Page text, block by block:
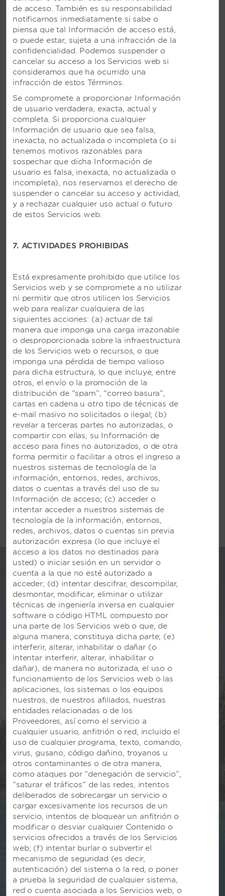
Actividades diarias
Entretenimiento en vivo
Fiestas temáticas
Discoteca
Clases de baile
Gimnasio
Sauna
Club Viva para niños
Resort solo para adultos:Viva V Samana by
Wyndham, un Trademark Adults All-Inclusive
Resort
¡Y mucho más!
Destino de bodas
Di “Sí, quiero” en el paraíso
Planifica el día de tus sueños en un
idílico lugar frente a la playa en
México, República Dominicana y
Bahamas. Con la planificación de
expertos y servicios de catering,
además de paquetes de bodas y luna
de miel con todo incluido, tu
experiencia será sin duda inolvidable.
CONOCE MÁS
Haz tu reserva con
tiempo y ahorra hasta un
30%
PLANIFICA CON ANTICIPACIÓN Y
AHORRA EN TUS VACACIONES
CON TODO INCLUIDO
Obtén hasta un 30% de descuento en
nuestra Mejor Tarifa Disponible en
cualquier Viva by Wyndham All-Inclusive
Resorts de Trademark Collection en
República Dominicana, Bahamas y México
cuando reserves y pagues por tu estadía
con anticipación.
de acceso. También es su responsabilidad
notificarnos inmediatamente si sabe o
piensa que tal Información de acceso está,
o puede estar, sujeta a una infracción de la
confidencialidad. Podemos suspender o
cancelar su acceso a los Servicios web si
consideramos que ha ocurrido una
infracción de estos Términos.
Se compromete a proporcionar Información
de usuario verdadera, exacta, actual y
completa. Si proporciona cualquier
Información de usuario que sea falsa,
inexacta, no actualizada o incompleta (o si
tenemos motivos razonables para
sospechar que dicha Información de
usuario es falsa, inexacta, no actualizada o
incompleta), nos reservamos el derecho de
suspender o cancelar su acceso y actividad,
y a rechazar cualquier uso actual o futuro
de estos Servicios web.
7. ACTIVIDADES PROHIBIDAS
Está expresamente prohibido que utilice los
Servicios web y se compromete a no utilizar
ni permitir que otros utilicen los Servicios
web para realizar cualquiera de las
siguientes acciones: (a) actuar de tal
manera que imponga una carga irrazonable
o desproporcionada sobre la infraestructura
de los Servicios web o recursos, o que
imponga una pérdida de tiempo valioso
para dicha estructura, lo que incluye, entre
otros, el envío o la promoción de la
distribución de “spam”, “correo basura”,
cartas en cadena u otro tipo de técnicas de
e-mail masivo no solicitados o ilegal; (b)
revelar a terceras partes no autorizadas, o
compartir con ellas, su Información de
acceso para fines no autorizados, o de otra
forma permitir o facilitar a otros el ingreso a
nuestros sistemas de tecnología de la
información, entornos, redes, archivos,
datos o cuentas a través del uso de su
Información de acceso; (c) acceder o
intentar acceder a nuestros sistemas de
tecnología de la información, entornos,
redes, archivos, datos o cuentas sin previa
autorización expresa (lo que incluye el
acceso a los datos no destinados para
usted) o iniciar sesión en un servidor o
cuenta a la que no esté autorizado a
acceder; (d) intentar descifrar, descompilar,
desmontar, modificar, eliminar o utilizar
técnicas de ingeniería inversa en cualquier
software o código HTML compuesto por
una parte de los Servicios web o que, de
alguna manera, constituya dicha parte; (e)
interferir, alterar, inhabilitar o dañar (o
intentar interferir, alterar, inhabilitar o
dañar), de manera no autorizada, el uso o
funcionamiento de los Servicios web o las
aplicaciones, los sistemas o los equipos
nuestros, de nuestros afiliados, nuestras
entidades relacionadas o de los
Proveedores, así como el servicio a
cualquier usuario, anfitrión o red, incluido el
uso de cualquier programa, texto, comando,
virus, gusano, código dañino, troyanos u
otros contaminantes o de otra manera,
como ataques por “denegación de servicio”,
“saturar el tráficos” de las redes, intentos
deliberados de sobrecargar un servicio o
cargar excesivamente los recursos de un
servicio, intentos de bloquear un anfitrión o
modificar o desviar cualquier Contenido o
servicios ofrecidos a través de los Servicios
web; (f) intentar burlar o subvertir el
mecanismo de seguridad (es decir,
autenticación) del sistema o la red, o poner
a prueba la seguridad de cualquier sistema,
red o cuenta asociada a los Servicios web, o